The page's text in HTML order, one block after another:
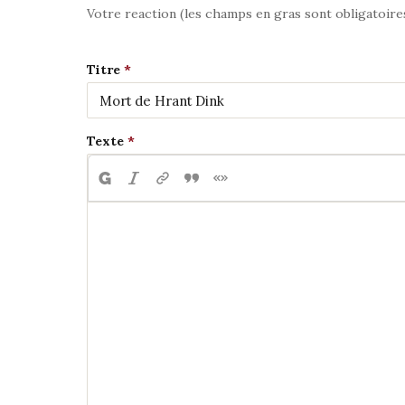
Votre reaction (les champs en gras sont
Titre
Texte